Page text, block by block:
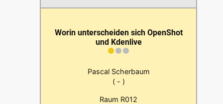
Worin unterscheiden sich OpenShot
und Kdenlive
Pascal Scherbaum
( - )
Raum R012